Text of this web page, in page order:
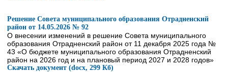
Решение Совета муниципального образования Отрадненский
район от 14.05.2026 № 92
О внесении изменений в решение Совета муниципального
образования Отрадненский район от 11 декабря 2025 года №
43 «О бюджете муниципального образования Отрадненский
район на 2026 год и на плановый период 2027 и 2028 годов»
Скачать документ (docx, 299 Кб)